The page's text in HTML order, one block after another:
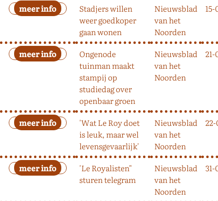
Stadjers willen
weer goedkoper
gaan wonen
Nieuwsblad
van het
Noorden
15-
Ongenode
tuinman maakt
stampij op
studiedag over
openbaar groen
Nieuwsblad
van het
Noorden
21-
'Wat Le Roy doet
is leuk, maar wel
levensgevaarlijk'
Nieuwsblad
van het
Noorden
22-
'Le Royalisten"
sturen telegram
Nieuwsblad
van het
Noorden
31-